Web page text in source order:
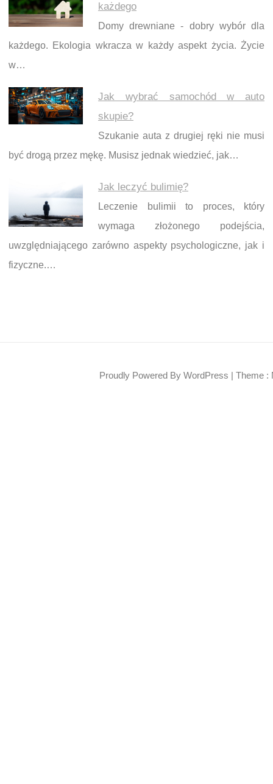
każdego
Domy drewniane - dobry wybór dla
każdego. Ekologia wkracza w każdy aspekt życia. Życie
w…
Jak wybrać samochód w auto
skupie?
Szukanie auta z drugiej ręki nie musi
być drogą przez mękę. Musisz jednak wiedzieć, jak…
Jak leczyć bulimię?
Leczenie bulimii to proces, który
wymaga złożonego podejścia,
uwzględniającego zarówno aspekty psychologiczne, jak i
fizyczne.…
Proudly Powered By WordPress | Theme :